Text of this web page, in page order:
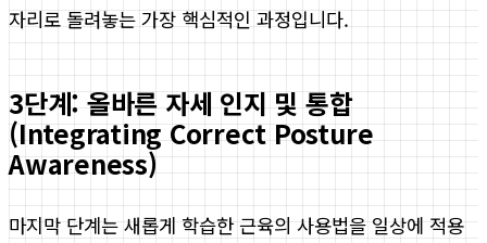
자리로 돌려놓는 가장 핵심적인 과정입니다.
3단계: 올바른 자세 인지 및 통합
(Integrating Correct Posture
Awareness)
마지막 단계는 새롭게 학습한 근육의 사용법을 일상에 적용